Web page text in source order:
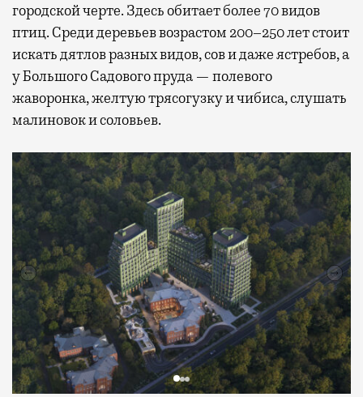
городской черте. Здесь обитает более 70 видов
птиц. Среди деревьев возрастом 200–250 лет стоит
искать дятлов разных видов, сов и даже ястребов, а
у Большого Садового пруда — полевого
жаворонка, желтую трясогузку и чибиса, слушать
малиновок и соловьев.